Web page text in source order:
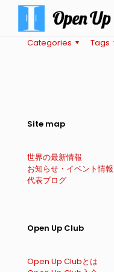
Categories Tags
Site map
世界の最新情報
お知らせ・イベント情報
代表ブログ
Open Up Club
Open Up Clubとは